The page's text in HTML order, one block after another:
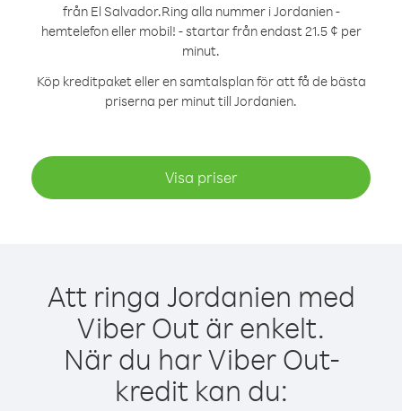
från El Salvador.Ring alla nummer i Jordanien -
hemtelefon eller mobil! - startar från endast 21.5 ¢ per
minut.
Köp kreditpaket eller en samtalsplan för att få de bästa
priserna per minut till Jordanien.
Visa priser
Att ringa Jordanien med
Viber Out är enkelt.
När du har Viber Out-
kredit kan du: